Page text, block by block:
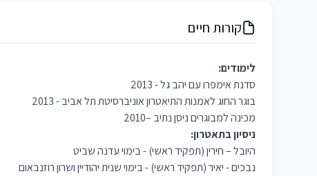
קורות חיים
לימודים:
סדנת אימפרו עם יהב גל - 2013
בוגר החוג לאמנות התיאטרון אוניברסיטת תל אביב - 2013
מכינה למבוגרים ניסן נתיב –2010
ניסיון בתאטרון:
היובל – חירין (תפקיד ראשי) - בימוי עדנה שביט
נבכים - יאיר (תפקיד ראשי) - בימוי שנית יהודיין ושרון רוזנבאום